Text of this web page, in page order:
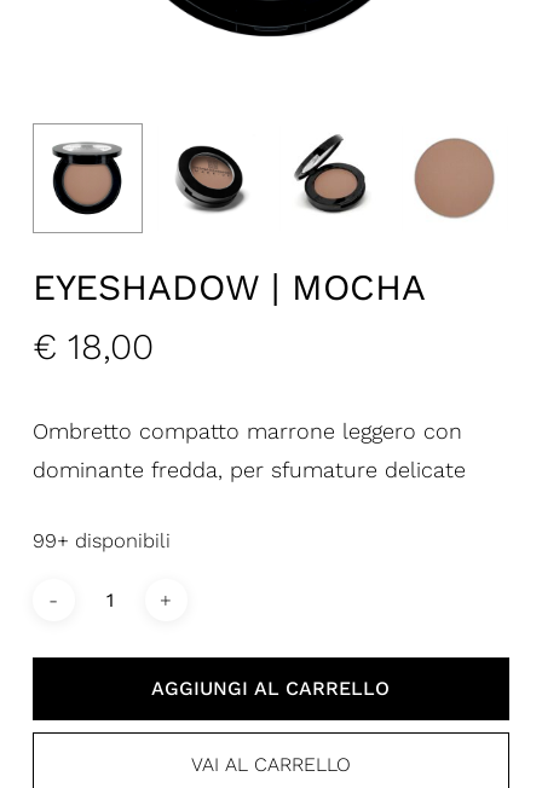
EYESHADOW | MOCHA
€ 18,00
Ombretto compatto marrone leggero con
dominante fredda, per sfumature delicate
99+ disponibili
AGGIUNGI AL CARRELLO
VAI AL CARRELLO